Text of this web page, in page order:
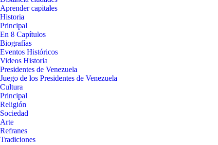
Aprender capitales
Historia
Principal
En 8 Capítulos
Biografías
Eventos Históricos
Videos Historia
Presidentes de Venezuela
Juego de los Presidentes de Venezuela
Cultura
Principal
Religión
Sociedad
Arte
Refranes
Tradiciones